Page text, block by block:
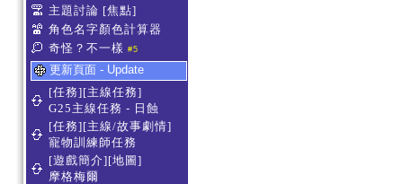
主題討論 [焦點]
角色名字顏色計算器
奇怪？不一樣 #5
更新頁面 - Update
[任務][主線任務]
G25主線任務 - 日蝕
[任務][主線/故事劇情]
寵物訓練師任務
[遊戲簡介][地圖]
摩格梅爾